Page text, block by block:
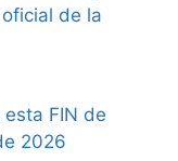
de la
FIN de
2026